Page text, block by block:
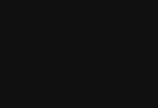
SGR
SGR
SGR